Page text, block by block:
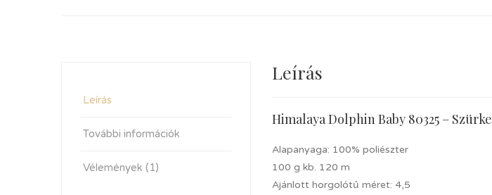
Leírás
További információk
Vélemények (1)
Leírás
Himalaya Dolphin Baby 80325 – Szürke
Alapanyaga: 100% poliészter
100 g kb. 120 m
Ajánlott horgolótű méret: 4,5